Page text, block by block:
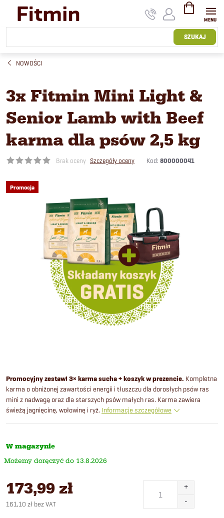
treści
SZUKAJ
KOSZYK
NOWOŚCI
3x Fitmin Mini Light &
Senior Lamb with Beef
karma dla psów 2,5 kg
Brak oceny Szczegóły oceny Kod: 800000041
Promocja
Promocyjny zestaw! 3× karma sucha + koszyk w prezencie. Kompletna
karma o obniżonej zawartości energii i tłuszczu dla dorosłych psów ras
mini z nadwagą oraz dla starszych psów małych ras. Karma zawiera
świeżą jagnięcinę, wołowinę i ryż. Informacje szczegółowe
W magazynie
13.8.2026
173,99 zł
161,10 zł bez VAT